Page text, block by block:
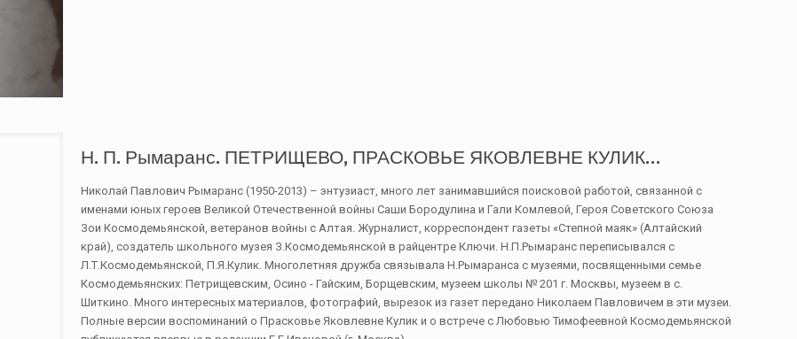
Н. П. Рымаранс. ПЕТРИЩЕВО, ПРАСКОВЬЕ ЯКОВЛЕВНЕ КУЛИК…
Николай Павлович Рымаранс (1950-2013) – энтузиаст, много лет занимавшийся поисковой работой, связанной с
именами юных героев Великой Отечественной войны Саши Бородулина и Гали Комлевой, Героя Советского Союза
Зои Космодемьянской, ветеранов войны с Алтая. Журналист, корреспондент газеты «Степной маяк» (Алтайский
край), создатель школьного музея З.Космодемьянской в райцентре Ключи. Н.П.Рымаранс переписывался с
Л.Т.Космодемьянской, П.Я.Кулик. Многолетняя дружба связывала Н.Рымаранса с музеями, посвященными семье
Космодемьянских: Петрищевским, Осино - Гайским, Борщевским, музеем школы № 201 г. Москвы, музеем в с.
Шиткино. Много интересных материалов, фотографий, вырезок из газет передано Николаем Павловичем в эти музеи.
Полные версии воспоминаний о Прасковье Яковлевне Кулик и о встрече с Любовью Тимофеевной Космодемьянской